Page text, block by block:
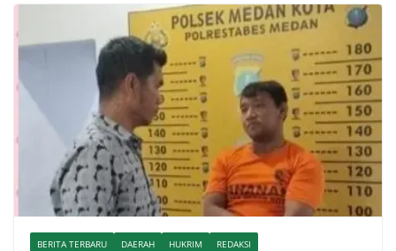
BERITA TERBARU DAERAH HUKRIM REDAKSI